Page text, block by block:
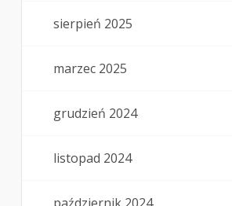
sierpień 2025
marzec 2025
grudzień 2024
listopad 2024